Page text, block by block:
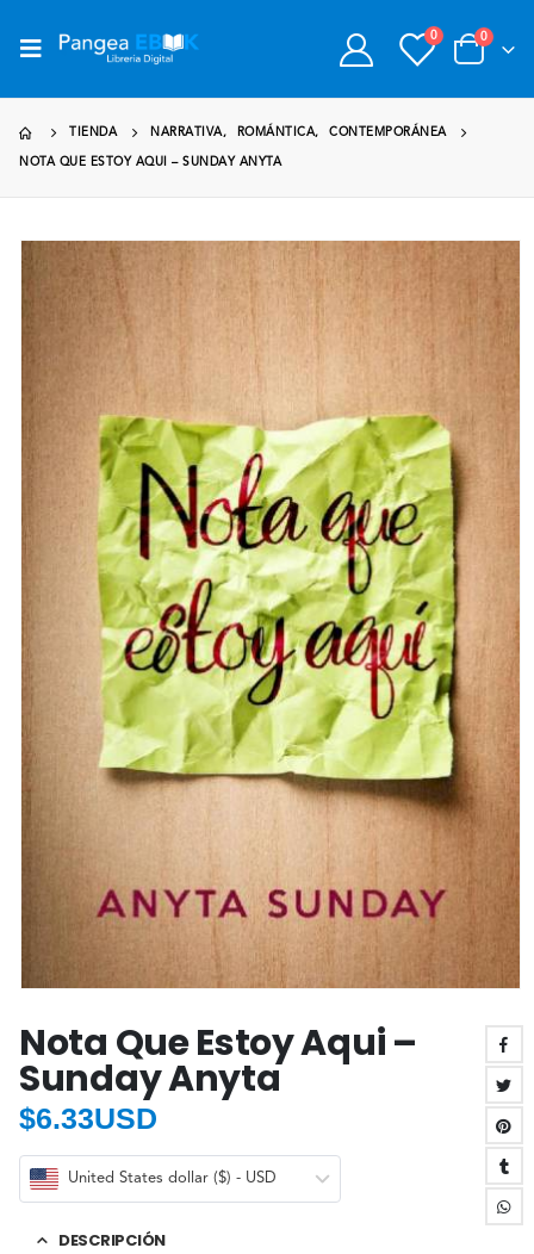
0 0
TIENDA NARRATIVA, ROMÁNTICA, CONTEMPORÁNEA
NOTA QUE ESTOY AQUI – SUNDAY ANYTA
Nota Que Estoy Aqui –
Sunday Anyta
$6.33USD
United States dollar ($) - USD
DESCRIPCIÓN